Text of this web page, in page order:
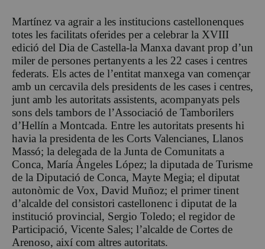
Martínez va agrair a les institucions castellonenques
totes les facilitats oferides per a celebrar la XVIII
edició del Dia de Castella-la Manxa davant prop d’un
miler de persones pertanyents a les 22 cases i centres
federats. Els actes de l’entitat manxega van començar
amb un cercavila dels presidents de les cases i centres,
junt amb les autoritats assistents, acompanyats pels
sons dels tambors de l’Associació de Tamborilers
d’Hellín a Montcada. Entre les autoritats presents hi
havia la presidenta de les Corts Valencianes, Llanos
Massó; la delegada de la Junta de Comunitats a
Conca, María Ángeles López; la diputada de Turisme
de la Diputació de Conca, Mayte Megia; el diputat
autonòmic de Vox, David Muñoz; el primer tinent
d’alcalde del consistori castellonenc i diputat de la
institució provincial, Sergio Toledo; el regidor de
Participació, Vicente Sales; l’alcalde de Cortes de
Arenoso, així com altres autoritats.